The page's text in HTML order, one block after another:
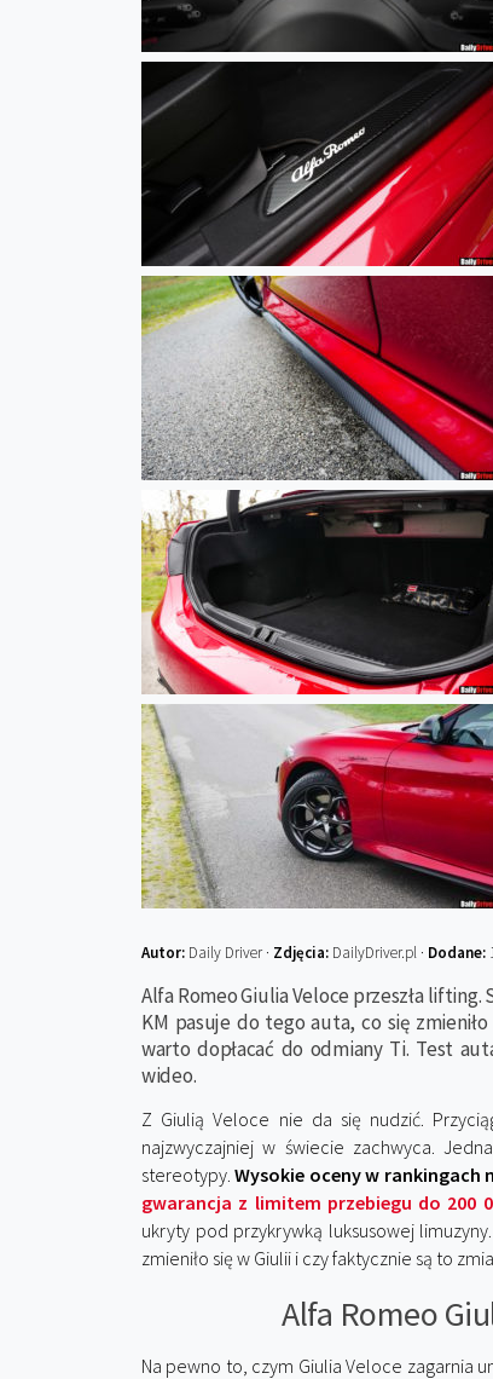
Autor: Daily Driver · Zdjęcia: DailyDriver.pl · Dodane:
Alfa Romeo Giulia Veloce przeszła lifting.
KM pasuje do tego auta, co się
warto dopłacać do odmiany Ti. Test
wideo.
Z Giulią Veloce nie da się nudzić.
najzwyczajniej w świecie zachwyca.
stereotypy.Wysokie oceny w rankingach
gwarancja z limitem przebiegu do 200
ukryty pod przykrywką luksusowej
zmieniło się w Giulii i czy faktycznie są to
Alfa Romeo
Na pewno to, czym Giulia Veloce zagarnia